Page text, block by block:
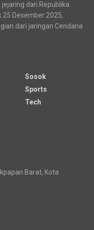
dari Republika
25 Desember 2025,
dari jaringan Cendana
Sosok
Sports
Tech
Barat, Kota